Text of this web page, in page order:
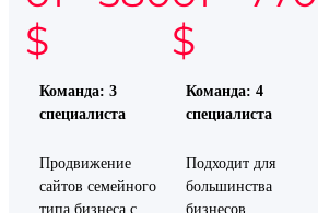
$
Команда: 3
специалиста
Продвижение
сайтов семейного
типа бизнеса с
$
Команда: 4
специалиста
Подходит для
большинства
бизнесов,